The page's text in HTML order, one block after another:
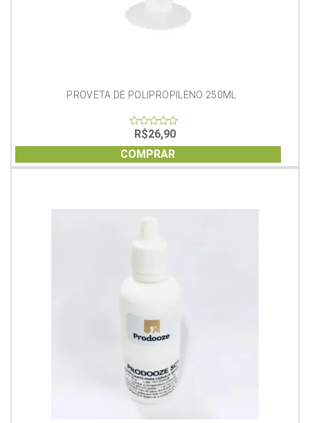
PROVETA DE POLIPROPILENO 250ML
of
5
R$26,90
COMPRAR